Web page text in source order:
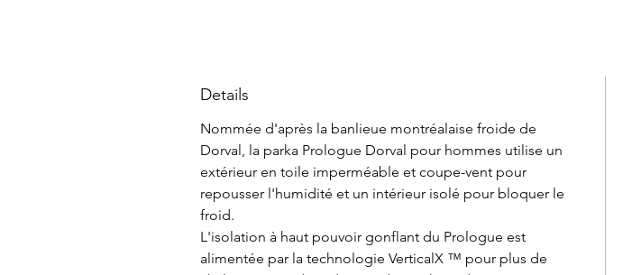
Details
Nommée d'après la banlieue montréalaise froide de
Dorval, la parka Prologue Dorval pour hommes utilise un
extérieur en toile imperméable et coupe-vent pour
repousser l'humidité et un intérieur isolé pour bloquer le
froid.
L'isolation à haut pouvoir gonflant du Prologue est
alimentée par la technologie VerticalX ™ pour plus de